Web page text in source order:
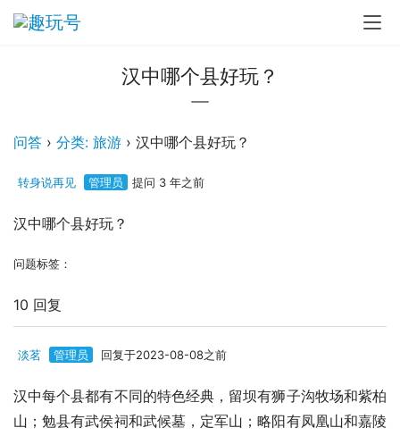
汉中哪个县好玩？
问答 › 分类: 旅游 › 汉中哪个县好玩？
转身说再见 管理员 提问 3 年之前
汉中哪个县好玩？
问题标签：
10 回复
淡茗 管理员 回复于2023-08-08之前
汉中每个县都有不同的特色经典，留坝有狮子沟牧场和紫柏
山；勉县有武侯祠和武候墓，定军山；略阳有凤凰山和嘉陵